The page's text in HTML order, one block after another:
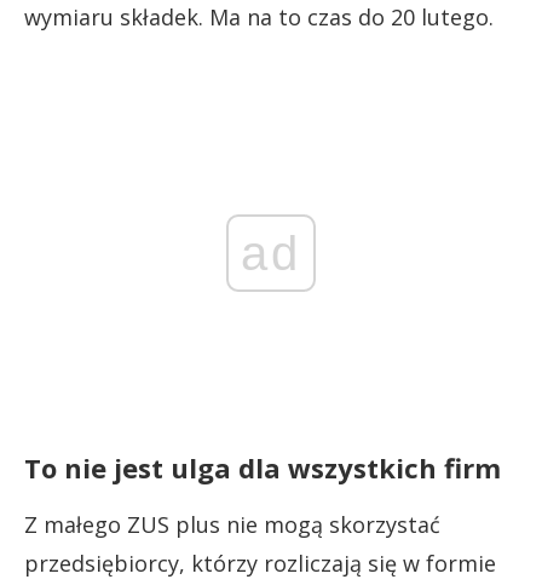
wymiaru składek. Ma na to czas do 20 lutego.
ad
To nie jest ulga dla wszystkich firm
Z małego ZUS plus nie mogą skorzystać
przedsiębiorcy, którzy rozliczają się w formie